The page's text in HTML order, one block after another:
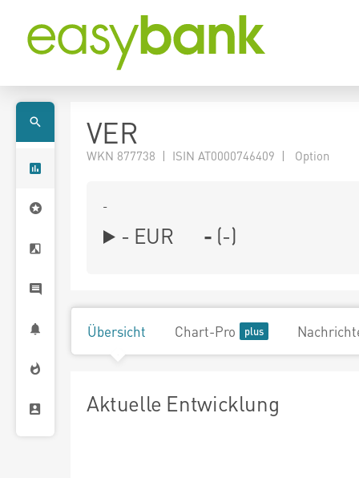
VER
WKN 877738 | ISIN AT0000746409 | Option
-
- EUR - (-)
Übersicht Chart-Pro
Aktuelle Entwicklung